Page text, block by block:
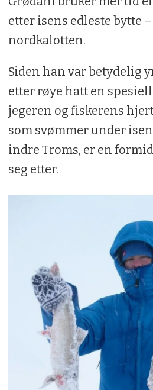
etter isens edleste bytte
nordkalotten.
Siden han var betydelig
etter røye hatt en
jegeren og fiskerens
som svømmer under
indre Troms, er en
seg etter.